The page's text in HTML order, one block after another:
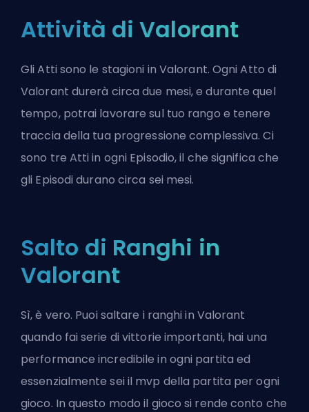
Attività di Valorant
Gli Atti sono le stagioni in Valorant. Ogni Atto di
Valorant durerà circa due mesi, e durante quel
tempo, potrai lavorare sul tuo rango e tenere
traccia della tua progressione complessiva. Ci
sono tre Atti in ogni Episodio, il che significa che
gli Episodi durano circa sei mesi.
Salto di Ranghi in
Valorant
Sì, è vero. Puoi saltare i ranghi in Valorant
quando fai serie di vittorie importanti, hai una
performance incredibile in ogni partita ed
essenzialmente sei il mvp della partita per ogni
gioco. In questo modo il gioco si rende conto che